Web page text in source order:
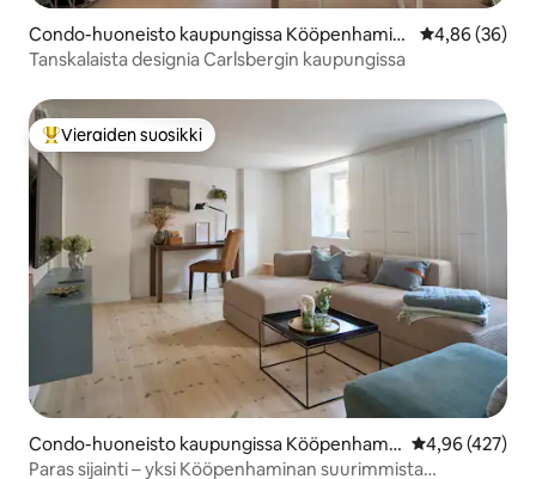
Condo-huoneisto kaupungissa Kööpenhamin
a
4,86 (36)
Tanskalaista designia Carlsbergin kaupungissa
Vieraiden suosikkien parhaimmistoa
Vieraiden suosikki
Condo-huoneisto kaupungissa Kööpenhami
na
4,96 (427)
Paras sijainti – yksi Kööpenhaminan suurimmista